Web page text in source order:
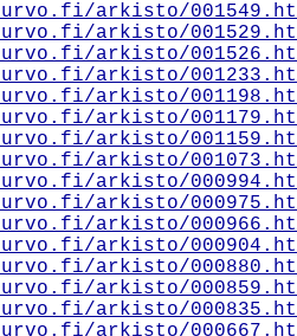
arkisto/
arkisto/
arkisto/
arkisto/
arkisto/
arkisto/
arkisto/
arkisto/
arkisto/
arkisto/
arkisto/
arkisto/
arkisto/
arkisto/
arkisto/
arkisto/